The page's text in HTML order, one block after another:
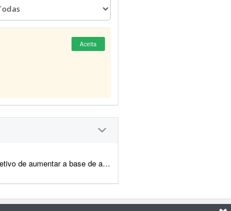
Aceita
Busco estratégias de marketing, capta&cce...